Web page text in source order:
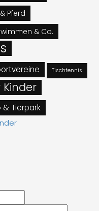
Pferd
& Co.
Tischtennis
& Tierpark